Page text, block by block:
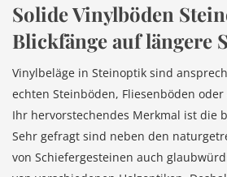
Solide Vinylböden
Blickfänge auf längere
Vinylbeläge in Steinoptik sind
echten Steinböden, Fliesenböden
Ihr hervorstechendes Merkmal ist die
Sehr gefragt sind neben den
von Schiefergesteinen auch